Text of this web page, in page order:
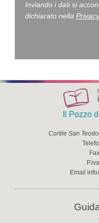
Inviando i dati si
dichiarato nella
Il Pozzo
Cortile San
Email